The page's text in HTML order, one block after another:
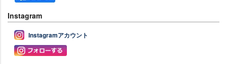
Instagram
Instagramアカウント